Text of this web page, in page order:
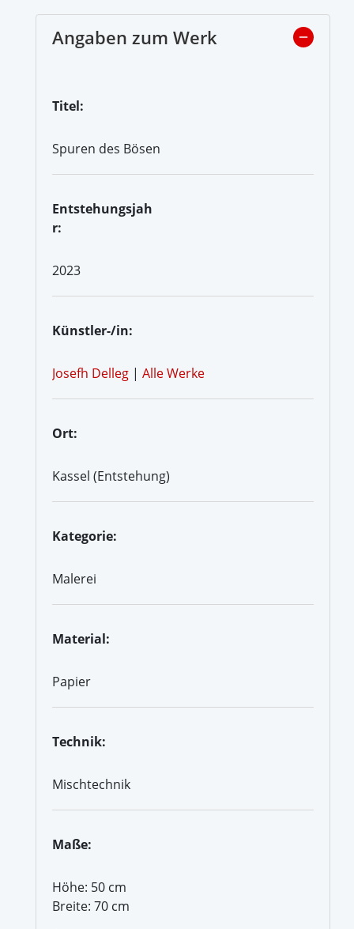
Angaben zum Werk
Titel:
Spuren des Bösen
Entstehungsjah
r:
2023
Künstler-/in:
Josefh Delleg | Alle Werke
Ort:
Kassel (Entstehung)
Kategorie:
Malerei
Material:
Papier
Technik:
Mischtechnik
Maße:
Höhe: 50 cm
Breite: 70 cm